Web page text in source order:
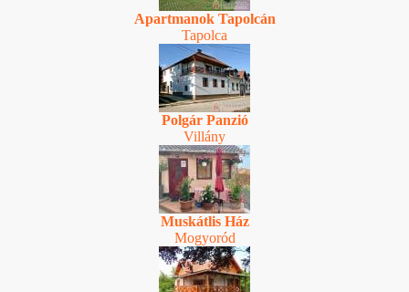
Apartmanok Tapolcán
Tapolca
Polgár Panzió
Villány
Muskátlis Ház
Mogyoród